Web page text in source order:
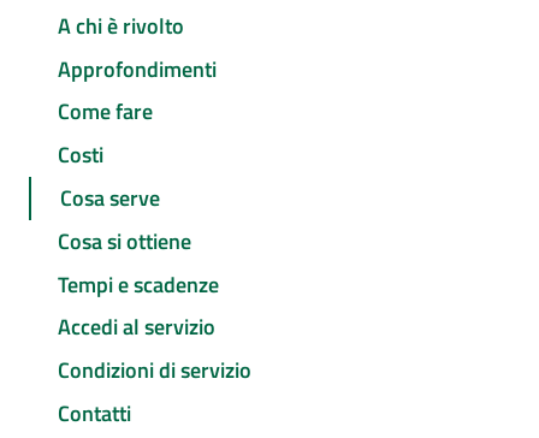
A chi è rivolto
Approfondimenti
Come fare
Costi
Cosa serve
Cosa si ottiene
Tempi e scadenze
Accedi al servizio
Condizioni di servizio
Contatti